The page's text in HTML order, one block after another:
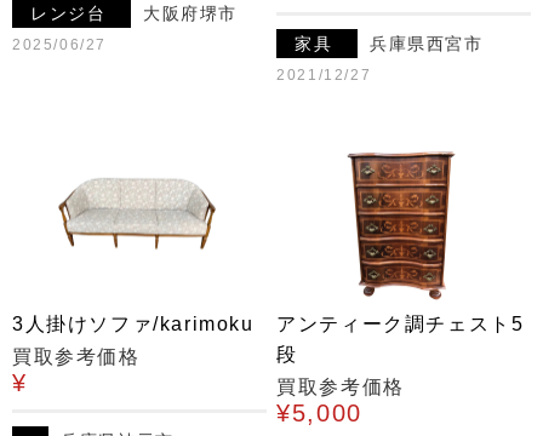
レンジ台 大阪府堺市
2025/06/27 家具 兵庫県西宮市
2021/12/27
3人掛けソファ/karimoku
買取参考価格
¥
アンティーク調チェスト5
段
買取参考価格
¥5,000